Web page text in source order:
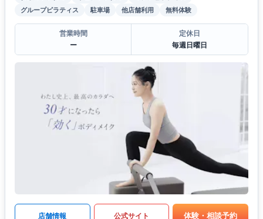
グループピラティス
駐車場 他店舗利用 無料体験
営業時間
ー
定休日
毎週日曜日
店舗情報 公式サイト 体験・相談予約